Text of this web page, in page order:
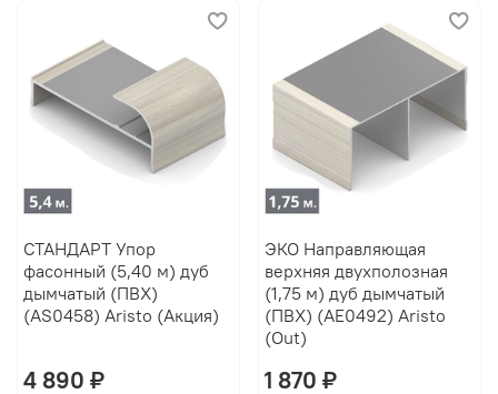
СТАНДАРТ Упор
фасонный (5,40 м) дуб
дымчатый (ПВХ)
(AS0458) Aristo (Акция)
4 890 ₽
ЭКО Направляющая
верхняя двухполозная
(1,75 м) дуб дымчатый
(ПВХ) (AE0492) Aristo
(Out)
1 870 ₽